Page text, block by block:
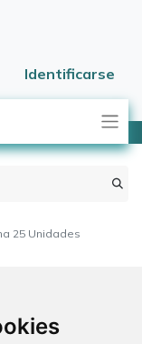
Identificarse
25 Unidades